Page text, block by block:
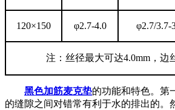
120×150 φ2.7-4.0 φ2.7/3.7-
注：丝径最大可达4.0mm，边
黑色加筋麦克垫的功能和特色。第
的缝隙之间对错常有利于水的排出的。